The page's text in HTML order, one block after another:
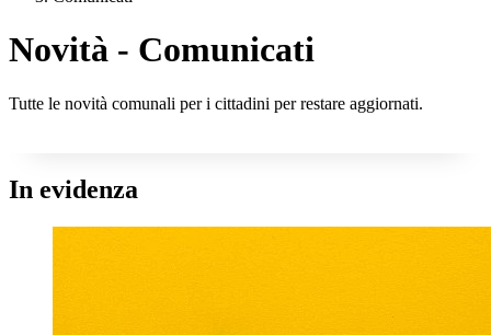
Novità - Comunicati
Tutte le novità comunali per i cittadini per restare aggiornati.
In evidenza